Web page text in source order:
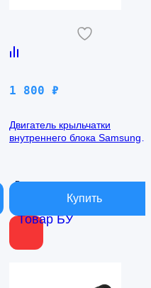
Товар БУ
1 800 ₽
Двигатель крыльчатки
внутреннего блока Samsung
В наличии